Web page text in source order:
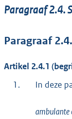
Paragraaf 2.4.
Paragraaf
Artikel 2.4.1
1.
In deze
ambulante